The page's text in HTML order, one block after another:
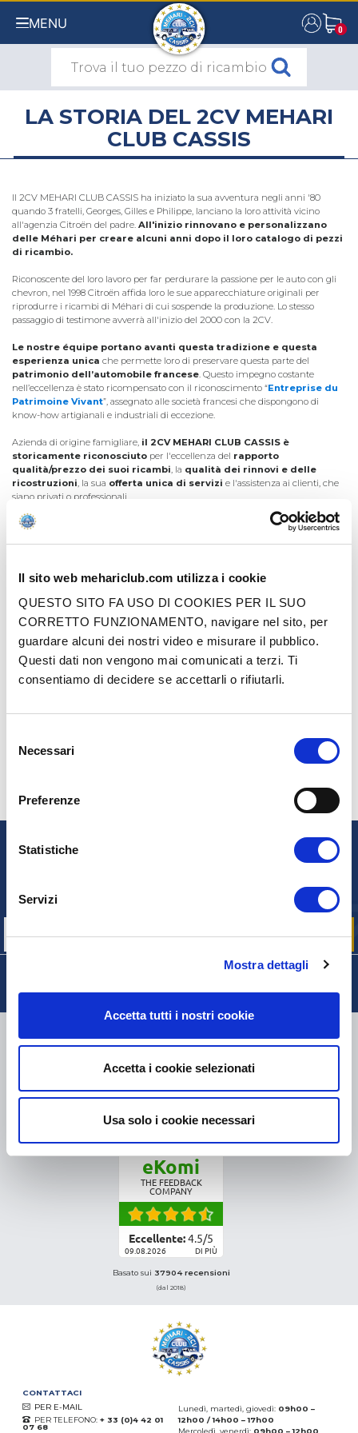
Il sito web mehariclub.com utilizza i cookie
QUESTO SITO FA USO DI COOKIES PER IL SUO
CORRETTO FUNZIONAMENTO, navigare nel sito, per
guardare alcuni dei nostri video e misurare il pubblico.
Questi dati non vengono mai comunicati a terzi. Ti
consentiamo di decidere se accettarli o rifiutarli.
delNecessari
Preferenze
Statistiche
Servizi
Mostra dettagli
Accetta tutti i nostri cookie
Accetta i cookie selezionati
Usa solo i cookie necessari
MENU 0
0
LA STORIA DEL 2CV MEHARI
CLUB CASSIS
Il 2CV MEHARI CLUB CASSIS ha iniziato la sua avventura negli anni '80
quando 3 fratelli, Georges, Gilles e Philippe, lanciano la loro attività vicino
all'agenzia Citroën del padre. All'inizio rinnovano e personalizzano
delle Méhari per creare alcuni anni dopo il loro catalogo di pezzi
di ricambio.
Riconoscente del loro lavoro per far perdurare la passione per le auto con gli
chevron, nel 1998 Citroën affida loro le sue apparecchiature originali per
riprodurre i ricambi di Méhari di cui sospende la produzione. Lo stesso
passaggio di testimone avverrà all'inizio del 2000 con la 2CV.
Le nostre équipe portano avanti questa tradizione e questa
esperienza unica che permette loro di preservare questa parte del
patrimonio dell’automobile francese. Questo impegno costante
nell’eccellenza è stato ricompensato con il riconoscimento “Entreprise du
Patrimoine Vivant”, assegnato alle società francesi che dispongono di
know-how artigianali e industriali di eccezione.
Azienda di origine famigliare, il 2CV MEHARI CLUB CASSIS è
storicamente riconosciuto per l'eccellenza del rapporto
qualità/prezzo dei suoi ricambi, la qualità dei rinnovi e delle
ricostruzioni, la sua offerta unica di servizi e l'assistenza ai clienti, che
siano privati o professionali.
Forte della fedeltà di questi ultimi e della fiducia accordatagli da Citroën sin
CONSEGNA
COLLI DI PICCOLE DIMENSIONI:COLLISSIMO, TNT, DPD-COLLI DI GRANDI DIMENSIONI:
eKomi
THE FEEDBACK
COMPANY
Eccellente:4.5/5
09.08.2026 DI PIÙ
Basato sui 37904 recensioni
(dal 2018)
CONTATTACI
PER E-MAIL
PER TELEFONO: + 33 (0)4 42 01
07 68
Lunedì, martedì, giovedì: 09h00 –
12h00 / 14h00 – 17h00
Mercoledì, venerdì: 09h00 – 12h00